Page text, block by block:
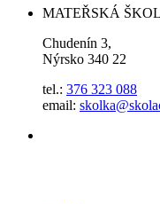
MATEŘSKÁ
Chudenín 3,
Nýrsko 340 22
tel.: 376 323 088
email: